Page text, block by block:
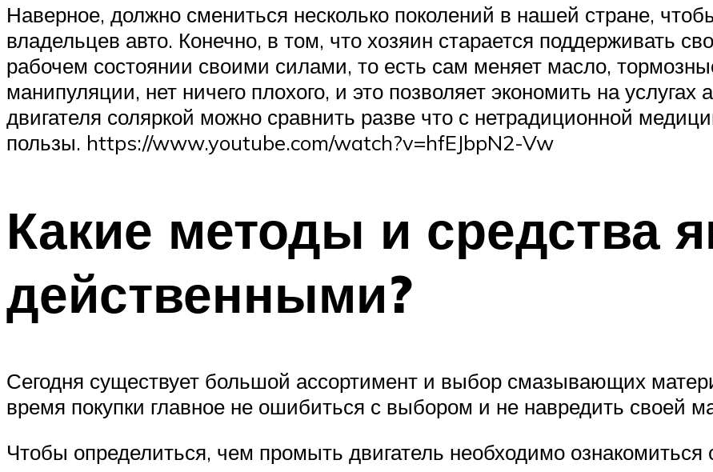
Наверное, должно смениться несколько поколений в нашей стране,
владельцев авто. Конечно, в том, что хозяин старается поддерживать
рабочем состоянии своими силами, то есть сам меняет масло,
манипуляции, нет ничего плохого, и это позволяет экономить на
двигателя соляркой можно сравнить разве что с нетрадиционной
пользы. https://www.youtube.com/watch?v=hfEJbpN2-Vw
Какие методы и средства
действенными?
Сегодня существует большой ассортимент и выбор смазывающих
время покупки главное не ошибиться с выбором и не навредить своей
Чтобы определиться, чем промыть двигатель необходимо